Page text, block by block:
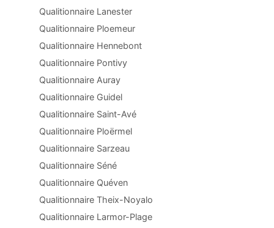
Qualitionnaire Lanester
Qualitionnaire Ploemeur
Qualitionnaire Hennebont
Qualitionnaire Pontivy
Qualitionnaire Auray
Qualitionnaire Guidel
Qualitionnaire Saint-Avé
Qualitionnaire Ploërmel
Qualitionnaire Sarzeau
Qualitionnaire Séné
Qualitionnaire Quéven
Qualitionnaire Theix-Noyalo
Qualitionnaire Larmor-Plage